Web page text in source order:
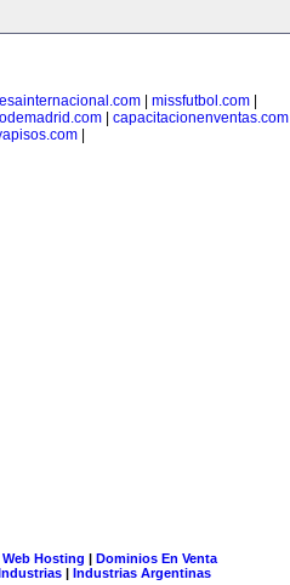
missfutbol.com
capacitacionenventas.com
Web Hosting | Dominios En Venta
| Industrias Argentinas